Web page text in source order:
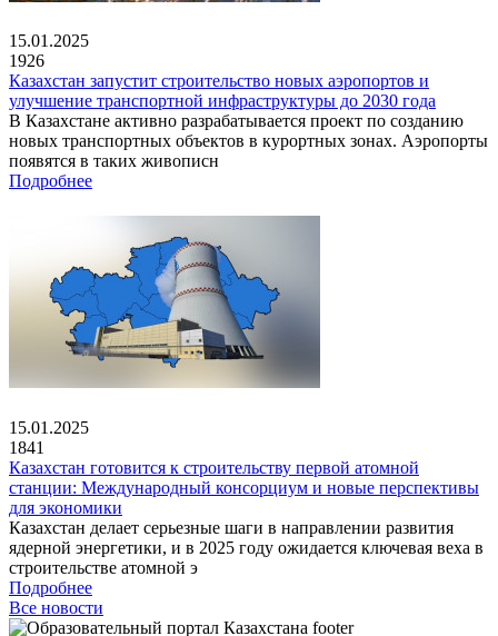
15.01.2025
1926
Казахстан запустит строительство новых аэропортов и
улучшение транспортной инфраструктуры до 2030 года
В Казахстане активно разрабатывается проект по созданию
новых транспортных объектов в курортных зонах. Аэропорты
появятся в таких живописн
Подробнее
15.01.2025
1841
Казахстан готовится к строительству первой атомной
станции: Международный консорциум и новые перспективы
для экономики
Казахстан делает серьезные шаги в направлении развития
ядерной энергетики, и в 2025 году ожидается ключевая веха в
строительстве атомной э
Подробнее
Все новости